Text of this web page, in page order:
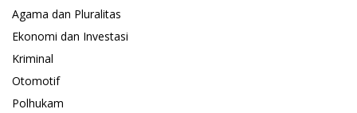
Agama dan Pluralitas
Ekonomi dan Investasi
Kriminal
Otomotif
Polhukam